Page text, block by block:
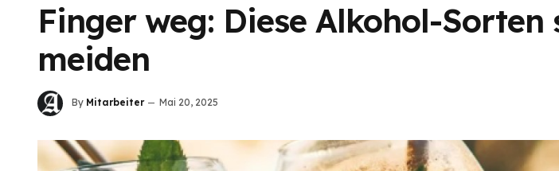
Finger weg: Diese Alkohol-Sorten
meiden
By Mitarbeiter Mai 20, 2025